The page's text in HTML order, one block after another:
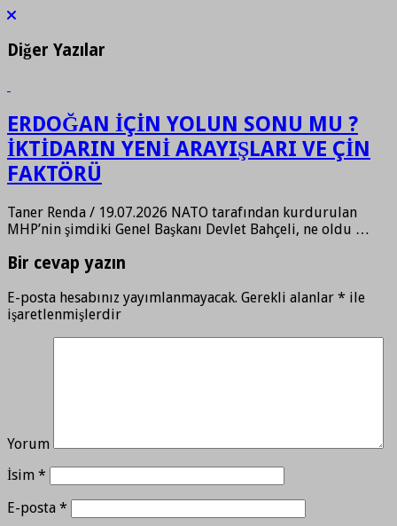
Diğer Yazılar
ERDOĞAN İÇİN YOLUN SONU MU ?
İKTİDARIN YENİ ARAYIŞLARI VE ÇİN
FAKTÖRÜ
Taner Renda / 19.07.2026 NATO tarafından kurdurulan
MHP’nin şimdiki Genel Başkanı Devlet Bahçeli, ne oldu …
Bir cevap yazın
E-posta hesabınız yayımlanmayacak. Gerekli alanlar * ile
işaretlenmişlerdir
Yorum
İsim *
E-posta *